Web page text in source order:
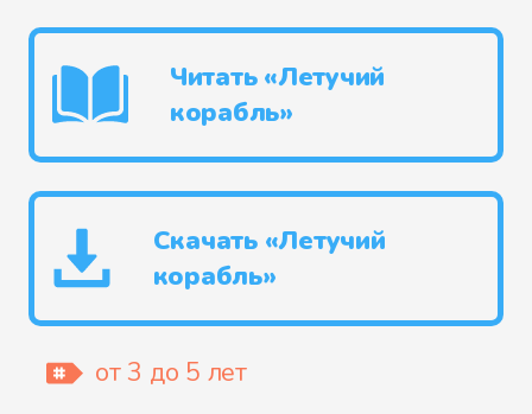
Читать «Летучий
корабль»
Скачать «Летучий
корабль»
от 3 до 5 лет